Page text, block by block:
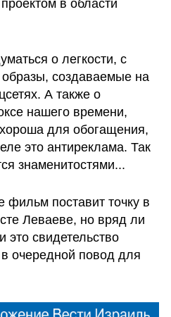
в области
о легкости, с
создаваемые на
А также о
нашего времени,
для обогащения,
это антиреклама. Так
знаменитостями...
фильм поставит точку в
Леваеве, но вряд ли
это свидетельство
очередной повод для